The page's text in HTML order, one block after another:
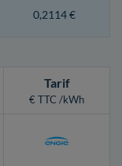
0,2114 €
Tarif
€ TTC /kWh